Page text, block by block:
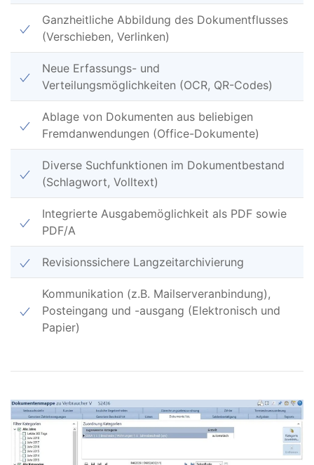
Ganzheitliche Abbildung des Dokumentflusses
(Verschieben, Verlinken)
Neue Erfassungs- und
Verteilungsmöglichkeiten (OCR, QR-Codes)
Ablage von Dokumenten aus beliebigen
Fremdanwendungen (Office-Dokumente)
Diverse Suchfunktionen im Dokumentbestand
(Schlagwort, Volltext)
Integrierte Ausgabemöglichkeit als PDF sowie
PDF/A
Revisionssichere Langzeitarchivierung
Kommunikation (z.B. Mailserveranbindung),
Posteingang und -ausgang (Elektronisch und
Papier)